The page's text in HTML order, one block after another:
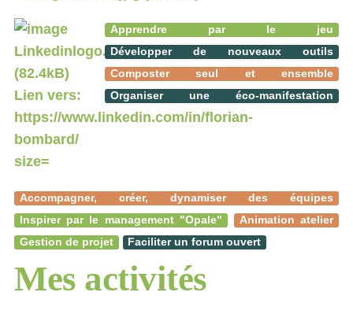
Apprendre par le jeu
Développer de nouveaux outils
Composter seul et ensemble
Organiser une éco-manifestation
Accompagner, créer, dynamiser des équipes
Inspirer par le management "Opale"
Animation atelier
Gestion de projet
Faciliter un forum ouvert
Mes activités